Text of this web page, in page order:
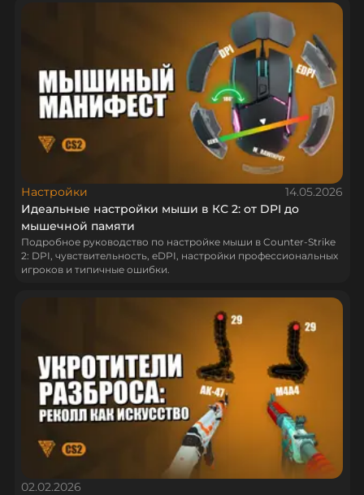
Настройки
14.05.2026
Идеальные настройки мыши в КС 2: от DPI до
мышечной памяти
Подробное руководство по настройке мыши в Counter-Strike
2: DPI, чувствительность, eDPI, настройки профессиональных
игроков и типичные ошибки.
02.02.2026